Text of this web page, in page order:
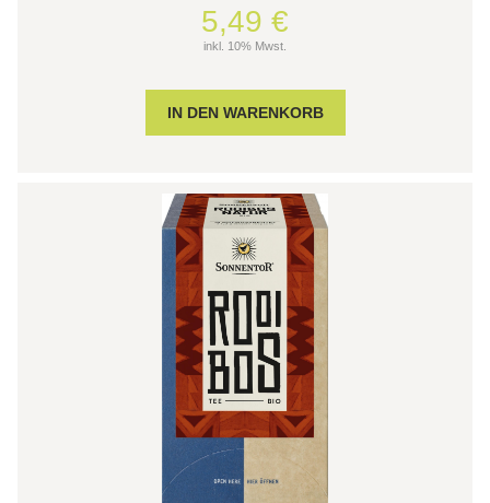
5,49 €
inkl. 10% Mwst.